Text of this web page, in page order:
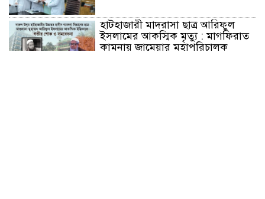
হাটহাজারী মাদরাসা ছাত্র আরিফুল
ইসলামের আকস্মিক মৃত্যু : মাগফিরাত
কামনায় জামেয়ার মহাপরিচালক